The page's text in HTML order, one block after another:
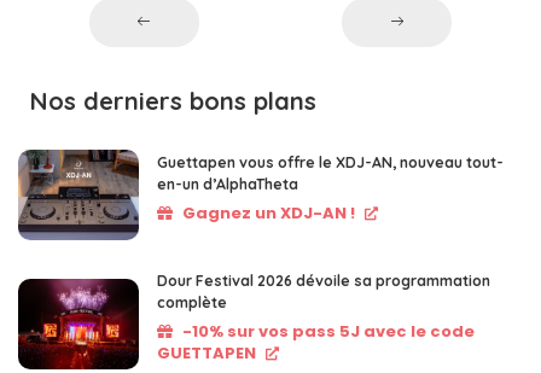
Nos derniers bons plans
Guettapen vous offre le XDJ-AN, nouveau tout-
en-un d’AlphaTheta
Gagnez un XDJ-AN !
Dour Festival 2026 dévoile sa programmation
complète
-10% sur vos pass 5J avec le code
GUETTAPEN